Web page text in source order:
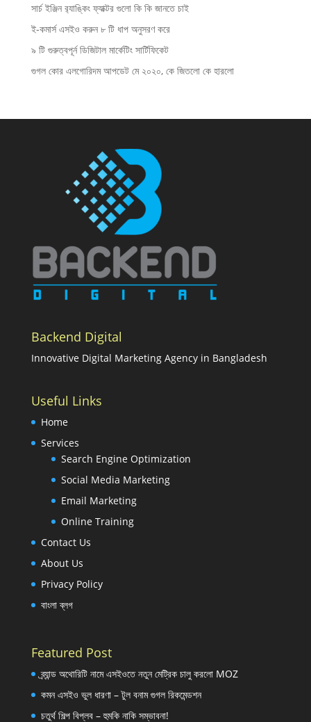
সার্চ ইঞ্জিন র‍্যাঙ্কিং ফ্যাক্টর গুলো কি কি জানতে চাই
ই-কমার্স এসইও করুন ৮ টি ধাপ অনুসরণ করে
৯ টি গুরুত্বপূর্ন ডিজিটাল মার্কেটিং সার্টিফিকেট
গুগল কোর এলগোরিদম আপডেট মে ২০২০, কে জিতলো কে হারলো
Backend Digital
Innovative Digital Marketing Agency in Bangladesh
Useful Links
Home
Services
Search Engine Optimization
Social Media Marketing
Email Marketing
Online Training
Contact Us
About Us
Privacy Policy
বাংলা ব্লগ
Featured Post
ব্র্যান্ড অথোরিটি নামে এসইওতে নতুন মেট্রিক চালু করলো MOZ
কমন এসইও ভুল ধারণা – টুল বনাম গুগল রিকমেন্ডশন
চতুর্থ শিল্প বিপ্লব – হুমকি নাকি সম্ভাবনা!